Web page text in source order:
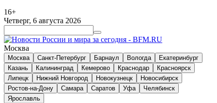
16+
Четверг, 6 августа 2026
Москва
Москва Санкт-Петербург Барнаул Вологда
Екатеринбург
Казань
Калининград Кемерово Краснодар
Красноярск
Липецк
Нижний Новгород Новокузнецк
Новосибирск
Ростов-на-Дону
Самара Саратов Уфа
Челябинск
Ярославль